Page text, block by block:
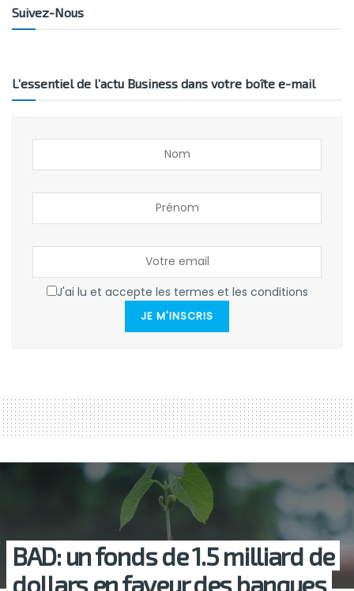
Suivez-Nous
L’essentiel de l’actu Business dans votre boîte e-mail
J'ai lu et accepte les termes et les conditions
JE M'INSCRIS
BAD: un fonds de 1.5 milliard de
dollars en faveur des banques